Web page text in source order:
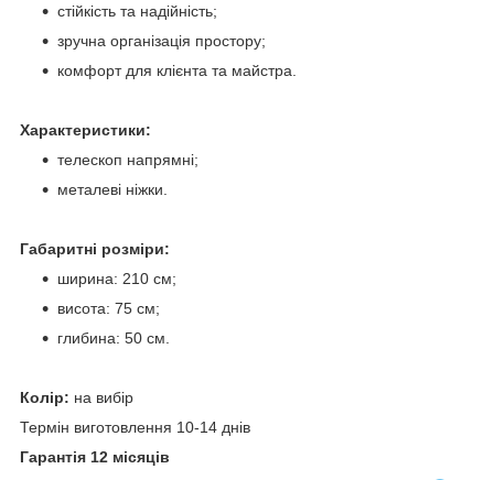
стійкість та надійність;
зручна організація простору;
комфорт для клієнта та майстра.
Характеристики:
телескоп напрямні;
металеві ніжки.
Габаритні розміри:
ширина: 210 см;
висота: 75 см;
глибина: 50 см.
Колір: на вибір
Термін виготовлення 10-14 днів
Гарантія 12 місяців